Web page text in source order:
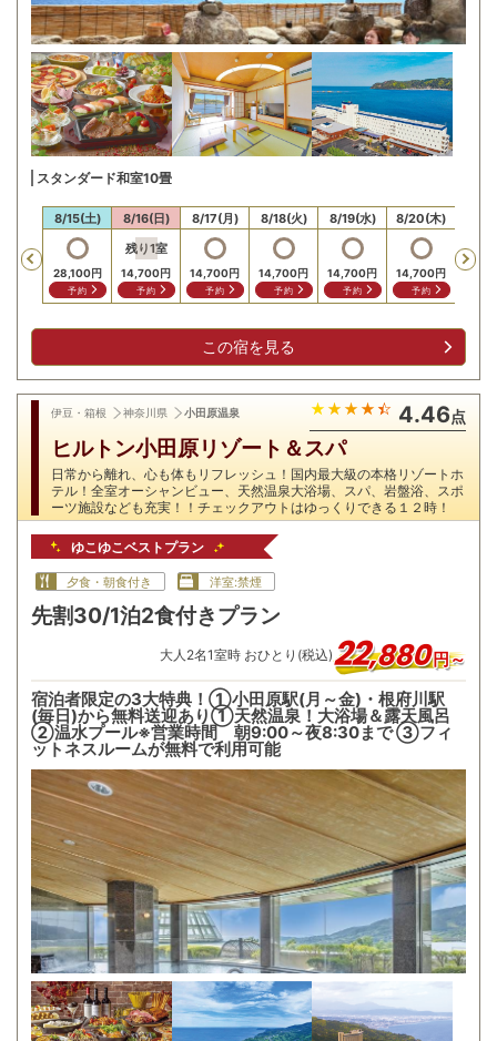
スタンダード和室10畳
Previous
8/15(土)
28,100円
予約
8/16(日)
残り1室
14,700円
予約
8/17(月)
14,700円
予約
8/18(火)
14,700円
予約
8/19(水)
14,700円
予約
8/20(木)
14,700円
予約
残り
この宿を見る
伊豆・箱根 神奈川県 小田原温泉 4.46点
ヒルトン小田原リゾート＆スパ
日常から離れ、心も体もリフレッシュ！国内最大級の本格リゾートホ
テル！全室オーシャンビュー、天然温泉大浴場、スパ、岩盤浴、スポ
ーツ施設なども充実！！チェックアウトはゆっくりできる１２時！
ゆこゆこベストプラン
夕食・朝食付き 洋室:禁煙
先割30/1泊2食付きプラン
大人 2名1室時 おひとり(税込)22,880円～
宿泊者限定の3大特典！①小田原駅(月～金)・根府川駅
(毎日)から無料送迎あり①天然温泉！大浴場＆露天風呂
②温水プール※営業時間 朝9:00～夜8:30まで ③フィ
ットネスルームが無料で利用可能